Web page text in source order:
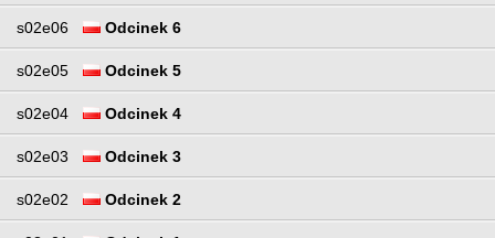
s02e06 Odcinek 6
s02e05 Odcinek 5
s02e04 Odcinek 4
s02e03 Odcinek 3
s02e02 Odcinek 2